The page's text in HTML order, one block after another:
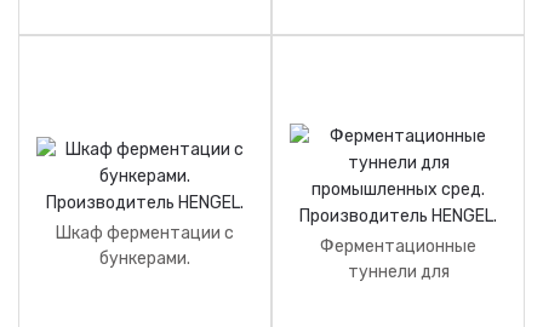
Шкаф ферментации с
бункерами.
Ферментационные
туннели для